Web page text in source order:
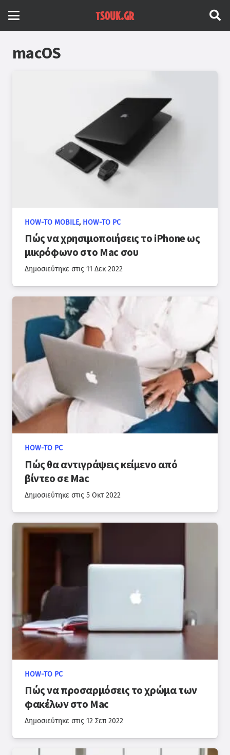
macOS
HOW-TO MOBILE, HOW-TO PC
Πώς να χρησιμοποιήσεις το iPhone ως
μικρόφωνο στο Mac σου
Δημοσιεύτηκε στις 11 Δεκ 2022
HOW-TO PC
Πώς θα αντιγράψεις κείμενο από
βίντεο σε Mac
Δημοσιεύτηκε στις 5 Οκτ 2022
HOW-TO PC
Πώς να προσαρμόσεις το χρώμα των
φακέλων στο Mac
Δημοσιεύτηκε στις 12 Σεπ 2022